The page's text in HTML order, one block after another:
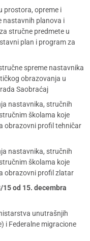
prostora, opreme i
nastavnih planova i
stručne predmete u
plan i program za
spreme nastavnika
obrazovanja u
Saobraćaj
nastavnika, stručnih
školama koje
obrazovni profil tehničar
nastavnika, stručnih
školama koje
obrazovni profil zlatar
15 od 15. decembra
unutrašnjih
i Federalne migracione